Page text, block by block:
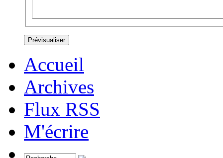
Accueil
Archives
Flux RSS
M'écrire